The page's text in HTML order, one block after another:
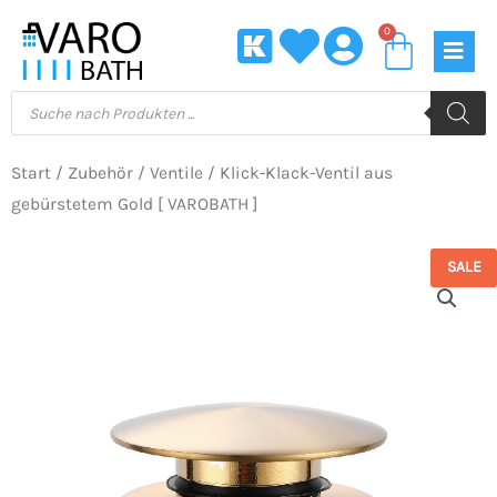
Inhalt
springen
0
Products
search
Start / Zubehör / Ventile / Klick-Klack-Ventil aus
gebürstetem Gold [ VAROBATH ]
SALE